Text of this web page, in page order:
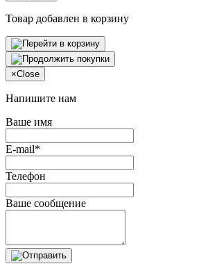
Товар добавлен в корзину
×Close
Напишите нам
Ваше имя
E-mail*
Телефон
Ваше сообщение